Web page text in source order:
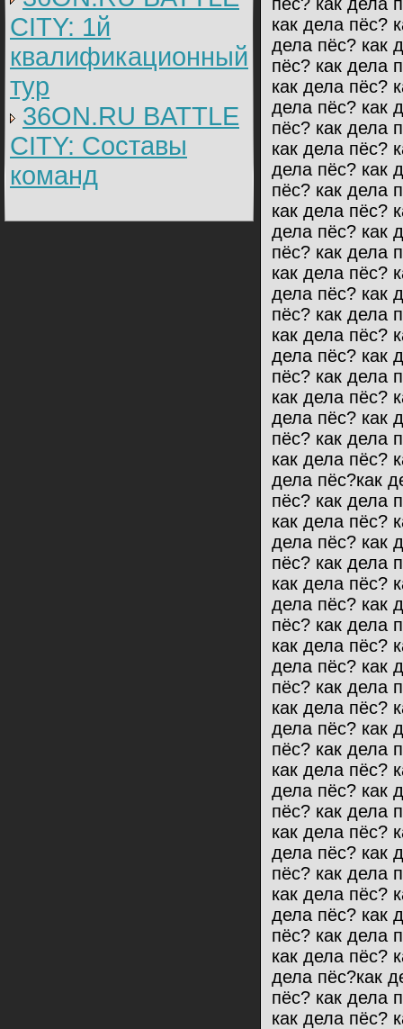
CITY: 1й
квалификационный
тур
36ON.RU BATTLE
CITY: Составы
команд
как дела пёс?
дела пёс? как
пёс? как дела
как дела пёс?
дела пёс? как
пёс? как дела
как дела пёс?
дела пёс? как
пёс? как дела
как дела пёс?
дела пёс? как
пёс? как дела
как дела пёс?
дела пёс? как
пёс? как дела
как дела пёс?
дела пёс? как
пёс? как дела
как дела пёс?
дела пёс? как
пёс? как дела
как дела пёс?
дела пёс?как
пёс? как дела
как дела пёс?
дела пёс? как
пёс? как дела
как дела пёс?
дела пёс? как
пёс? как дела
как дела пёс?
дела пёс? как
пёс? как дела
как дела пёс?
дела пёс? как
пёс? как дела
как дела пёс?
дела пёс? как
пёс? как дела
как дела пёс?
дела пёс? как
пёс? как дела
как дела пёс?
дела пёс? как
пёс? как дела
как дела пёс?
дела пёс?как
пёс? как дела
как дела пёс?